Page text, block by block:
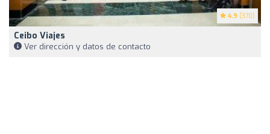
4.9 (370)
Ceibo Viajes
Ver dirección y datos de contacto